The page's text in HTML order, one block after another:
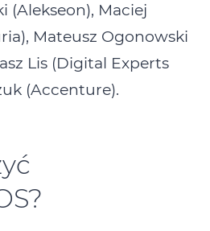
(Alekseon), Maciej
Mateusz Ogonowski
Lis (Digital Experts
(Accenture).